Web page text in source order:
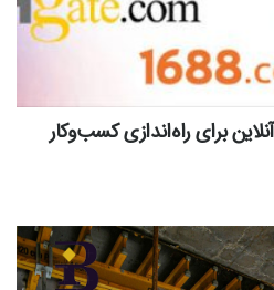
برای راه‌اندازی کسب‌وکار